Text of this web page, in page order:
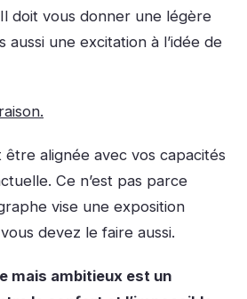
doit vous donner une légère
aussi une excitation à l’idée de
alignée avec vos capacités
Ce n’est pas parce
vise une exposition
devez le faire aussi.
mais ambitieux est un